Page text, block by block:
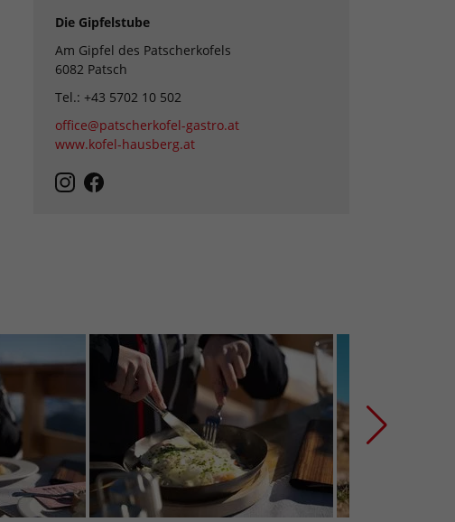
Die Gipfelstube
Am Gipfel des Patscherkofels
6082 Patsch
Tel.: +43 5702 10 502
office@patscherkofel-gastro.at
www.kofel-hausberg.at